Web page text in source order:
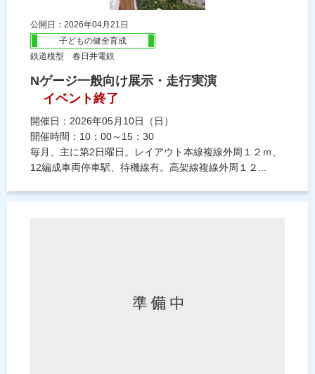
公開日：2026年04月21日
子どもの健全育成
鉄道模型 春日井電鉄
Nゲージ一般向け展示・走行実演
イベント終了
開催日：2026年05月10日（日）
開催時間：10：00～15：30
毎月、主に第2日曜日。レイアウト本線複線外周１２ｍ、
12編成車両停車駅、待機線有。高架線複線外周１２...